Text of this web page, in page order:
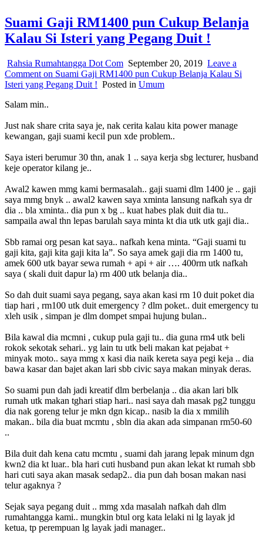
Suami Gaji RM1400 pun Cukup Belanja
Kalau Si Isteri yang Pegang Duit !
Rahsia Rumahtangga Dot Com September 20, 2019 Leave a
Comment on Suami Gaji RM1400 pun Cukup Belanja Kalau Si
Isteri yang Pegang Duit ! Posted in Umum
Salam min..
Just nak share crita saya je, nak cerita kalau kita power manage
kewangan, gaji suami kecil pun xde problem..
Saya isteri berumur 30 thn, anak 1 .. saya kerja sbg lecturer, husband
keje operator kilang je..
Awal2 kawen mmg kami bermasalah.. gaji suami dlm 1400 je .. gaji
saya mmg bnyk .. awal2 kawen saya xminta lansung nafkah sya dr
dia .. bla xminta.. dia pun x bg .. kuat habes plak duit dia tu..
sampaila awal thn lepas barulah saya minta kt dia utk utk gaji dia..
Sbb ramai org pesan kat saya.. nafkah kena minta. “Gaji suami tu
gaji kita, gaji kita gaji kita la”. So saya amek gaji dia rm 1400 tu,
amek 600 utk bayar sewa rumah + api + air …. 400rm utk nafkah
saya ( skali duit dapur la) rm 400 utk belanja dia..
So dah duit suami saya pegang, saya akan kasi rm 10 duit poket dia
tiap hari , rm100 utk duit emergency ? dlm poket.. duit emergency tu
xleh usik , simpan je dlm dompet smpai hujung bulan..
Bila kawal dia mcmni , cukup pula gaji tu.. dia guna rm4 utk beli
rokok sekotak sehari.. yg lain tu utk beli makan kat pejabat +
minyak moto.. saya mmg x kasi dia naik kereta saya pegi keja .. dia
bawa kasar dan bajet akan lari sbb civic saya makan minyak deras.
So suami pun dah jadi kreatif dlm berbelanja .. dia akan lari blk
rumah utk makan tghari stiap hari.. nasi saya dah masak pg2 tunggu
dia nak goreng telur je mkn dgn kicap.. nasib la dia x mmilih
makan.. bila dia buat mcmtu , sbln dia akan ada simpanan rm50-60
..
Bila duit dah kena catu mcmtu , suami dah jarang lepak minum dgn
kwn2 dia kt luar.. bla hari cuti husband pun akan lekat kt rumah sbb
hari cuti saya akan masak sedap2.. dia pun dah bosan makan nasi
telur agaknya ?
Sejak saya pegang duit .. mmg xda masalah nafkah dah dlm
rumahtangga kami.. mungkin btul org kata lelaki ni lg layak jd
ketua, tp perempuan lg layak jadi manager..